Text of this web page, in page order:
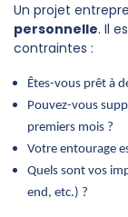
Un projet
personnelle. Il
contraintes :
Êtes-vous prêt à
Pouvez-vous
premiers mois ?
Votre entourage
Quels sont vos
end, etc.) ?